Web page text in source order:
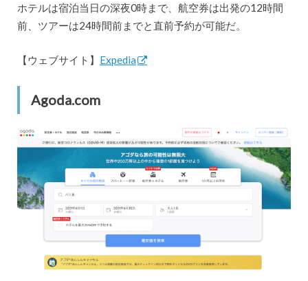
ホテルは宿泊当日の深夜0時まで、航空券は出発の12時間
前、ツアーは24時間前までと直前予約が可能だ。
【ウェブサイト】 Expedia
Agoda.com